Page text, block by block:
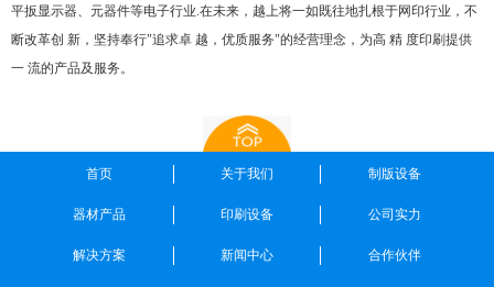
平扳显示器、元器件等电子行业.在未来，越上将一如既往地扎根于网印行业，不
断改革创 新，坚持奉行"追求卓 越，优质服务"的经营理念，为高 精 度印刷提供
一 流的产品及服务。
首页 关于我们 制版设备
器材产品 印刷设备 公司实力
解决方案 新闻中心 合作伙伴